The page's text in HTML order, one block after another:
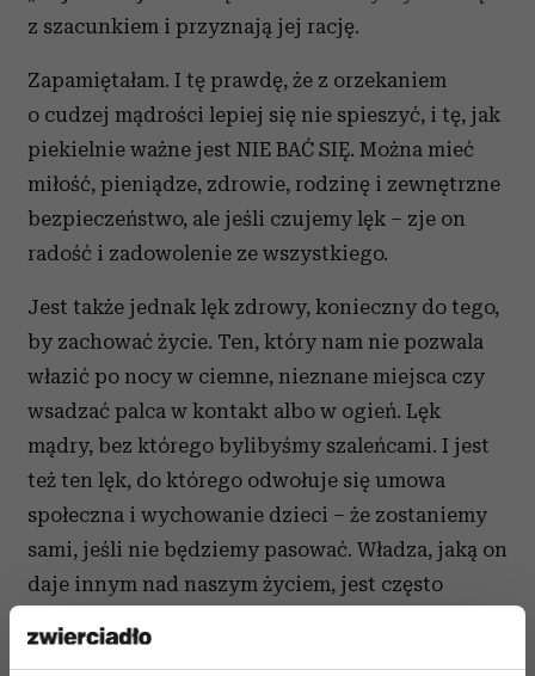
z szacunkiem i przyznają jej rację.
Zapamiętałam. I tę prawdę, że z orzekaniem
o cudzej mądrości lepiej się nie spieszyć, i tę, jak
piekielnie ważne jest NIE BAĆ SIĘ. Można mieć
miłość, pieniądze, zdrowie, rodzinę i zewnętrzne
bezpieczeństwo, ale jeśli czujemy lęk – zje on
radość i zadowolenie ze wszystkiego.
Jest także jednak lęk zdrowy, konieczny do tego,
by zachować życie. Ten, który nam nie pozwala
włazić po nocy w ciemne, nieznane miejsca czy
wsadzać palca w kontakt albo w ogień. Lęk
mądry, bez którego bylibyśmy szaleńcami. I jest
też ten lęk, do którego odwołuje się umowa
społeczna i wychowanie dzieci – że zostaniemy
sami, jeśli nie będziemy pasować. Władza, jaką on
daje innym nad naszym życiem, jest często